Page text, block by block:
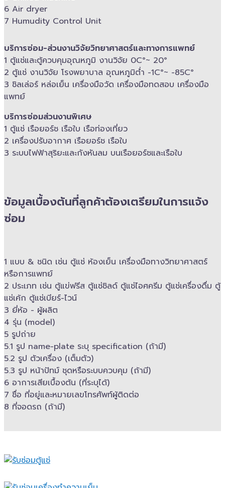
6 Air dryer
7 Humudity Control Unit
บริการซ่อม-​ส่วนงานวิจัยวิทยาศาสตร์และทางการแพทย์
1 ตู้แช่และตู้ควบคุม​อุณหภูมิ​ งานวิจัย 0C°~ 20°
2 ตู้แช่ งานวิจัย โรงพยาบาล อุณหภูมิ​ต่ำ -​1C°~ -​85C°
3 ชิลเล่อร์ หล่อเย็น เครื่องมือวัด เครื่องมือทดสอบ เครื่องมือ
แพทย์
บริการซ่อมส่วนงานพิเศษ
1 ตู้แช่ เรือยอร์ช เรือใบ เรือท่องเที่ยว
2 เครื่องปรับอากาศ เรือยอร์ช เรือใบ
3 ระบบไฟฟ้าสุริยะและกังหันลม บนเรือยอร์ช​และเรือใบ
ข้อมูลเบื้องต้นที่ลูกค้าต้องเตรียมในการแจ้ง
ซ่อม
1 แบบ & ​ชนิด เช่น ตู้แช่ ห้องเย็น เครื่องมือทางวิทยาศาสตร์​
หรือการแพทย์
2 ประเภท เช่น ตู้แข่ฟรีส ตู้แช่ชิลด์ ตู้แช่ไอศครีม ตู้แช่เครื่องดื่ม ตู้
แช่เค้ก ตู้แช่เบียร์-ไวน์
3 ยี่ห้อ -​ ผู้ผลิต
4 รุ่น (model)
5 รูปถ่าย
5.1 รูป name-plate ระบุ specification (ถ้ามี)
5.2 รูป ตัวเครื่อง (เต็มตัว)
5.3 รูป หน้าปัทม์ ชุดหรือระบบควบคุม (ถ้ามี)​
6 อาการเสียเบื้องต้น (ที่ระบุได้)
7 ชื่อ ที่อยู่และ​หมายเลขโทรศัพท์​ผู้ติดต่อ
8 ที่จอดรถ (ถ้ามี)​